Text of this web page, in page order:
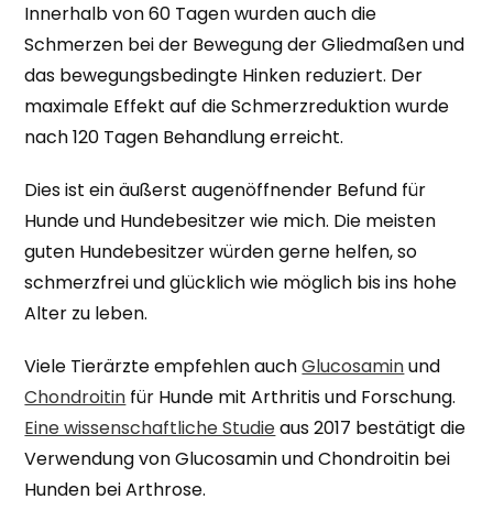
Innerhalb von 60 Tagen wurden auch die
Schmerzen bei der Bewegung der Gliedmaßen und
das bewegungsbedingte Hinken reduziert. Der
maximale Effekt auf die Schmerzreduktion wurde
nach 120 Tagen Behandlung erreicht.
Dies ist ein äußerst augenöffnender Befund für
Hunde und Hundebesitzer wie mich. Die meisten
guten Hundebesitzer würden gerne helfen, so
schmerzfrei und glücklich wie möglich bis ins hohe
Alter zu leben.
Viele Tierärzte empfehlen auchGlucosaminund
Chondroitin für Hunde mit Arthritis und Forschung.
Eine wissenschaftliche Studieaus 2017 bestätigt die
Verwendung von Glucosamin und Chondroitin bei
Hunden bei Arthrose.